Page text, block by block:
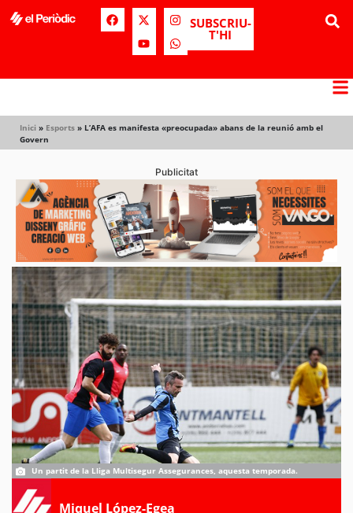
SUBSCRIU-
T'HI
Inici » Esports » L’AFA es manifesta «preocupada» abans de la reunió amb el
Govern
Publicitat
Un partit de la Lliga Multisegur Assegurances, aquesta temporada.
Miquel López-Egea